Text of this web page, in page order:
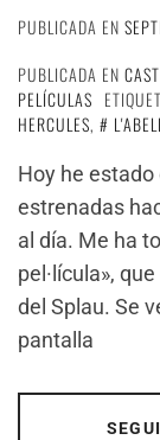
PUBLICADA EN
PUBLICADA EN
PELÍCULAS
HERCULES,
Hoy he estado
estrenadas
al día. Me ha
pel·lícula»,
del Splau. Se
pantalla